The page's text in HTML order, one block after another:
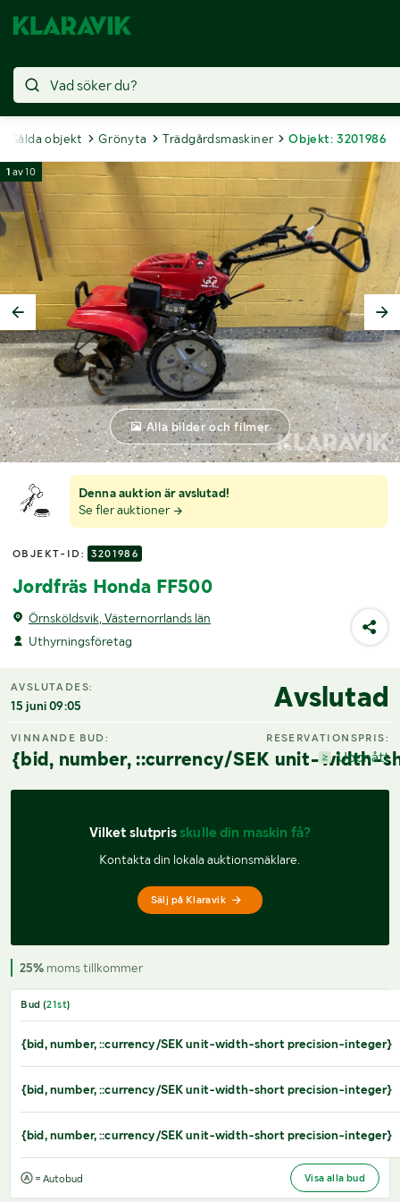
Sålda objekt Grönyta Trädgårdsmaskiner Objekt: 3201986
Denna auktion är avslutad!
Se fler auktioner
OBJEKT-ID: 3201986
Jordfräs Honda FF500
Örnsköldsvik, Västernorrlands län
Uthyrningsföretag
1 av10
Alla bilder och filmer
AVSLUTADES:
15 juni 09:05 Avslutad
VINNANDE BUD:
{bid, number, ::currency/SEK unit-width-
RESERVATIONSPRIS:
Uppnått
Vilket slutpris skulle din maskin få?
Kontakta din lokala auktionsmäklare.
Sälj på Klaravik
25% moms tillkommer
Bud (21st)
{bid, number, ::currency/SEK unit-width-short precision-integer}
{bid, number, ::currency/SEK unit-width-short precision-integer}
{bid, number, ::currency/SEK unit-width-short precision-integer}
= Autobud Visa alla bud